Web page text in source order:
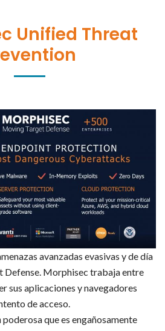
Unified Threat
avanzadas evasivas y de día
Defense. Morphisec trabaja entre
sus aplicaciones y navegadores
de acceso.
que es engañosamente